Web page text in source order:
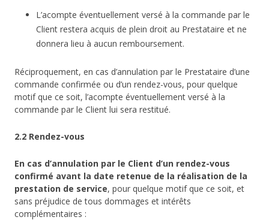
L’acompte éventuellement versé à la commande par le
Client restera acquis de plein droit au Prestataire et ne
donnera lieu à aucun remboursement.
Réciproquement, en cas d’annulation par le Prestataire d’une
commande confirmée ou d’un rendez-vous, pour quelque
motif que ce soit, l’acompte éventuellement versé à la
commande par le Client lui sera restitué.
2.2 Rendez-vous
En cas d’annulation par le Client d’un rendez-vous
confirmé avant la date retenue de la réalisation de la
prestation de service, pour quelque motif que ce soit, et
sans préjudice de tous dommages et intérêts
complémentaires :